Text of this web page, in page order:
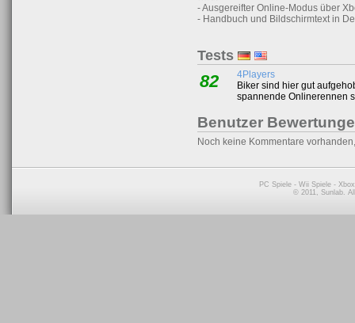
- Ausgereifter Online-Modus über
- Handbuch und Bildschirmtext in
Tests
82
4Players
Biker sind hier gut
spannende Onlinerennen
Benutzer
Noch keine Kommentare
PC Spiele -Wii Spiele -
© 2011, Sunlab.